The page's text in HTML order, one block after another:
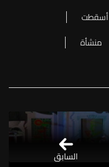
أسقطت
منشأة
السابق